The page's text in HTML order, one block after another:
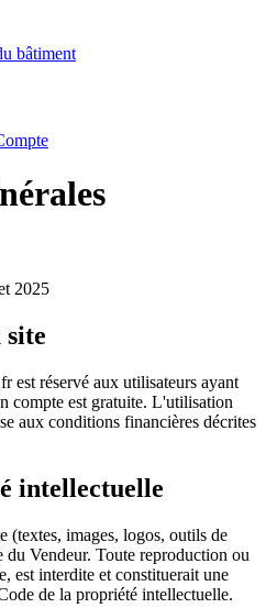
bâtiment
2025
site
est réservé aux utilisateurs ayant
compte est gratuite. L'utilisation
aux conditions financières décrites
intellectuelle
(textes, images, logos, outils de
Vendeur. Toute reproduction ou
est interdite et constituerait une
de la propriété intellectuelle.